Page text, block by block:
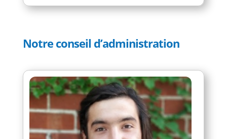
Notre conseil d’administration